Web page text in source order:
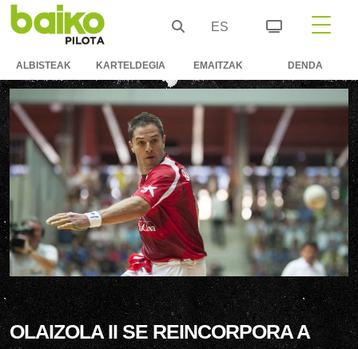
ES
ALBISTEAK KARTELDEGIA EMAITZAK DENDA
OLAIZOLA II SE REINCORPORA A